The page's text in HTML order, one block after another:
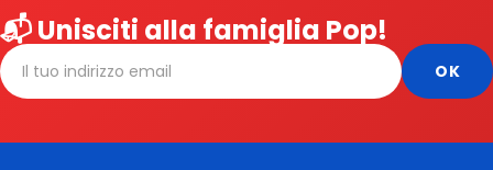
📬 Unisciti alla famiglia Pop!